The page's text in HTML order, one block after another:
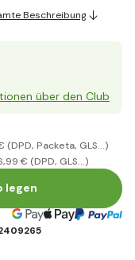
Beschreibung
über den Club
(DPD, Packeta, GLS...)
,99 € (DPD, GLS...)
legen